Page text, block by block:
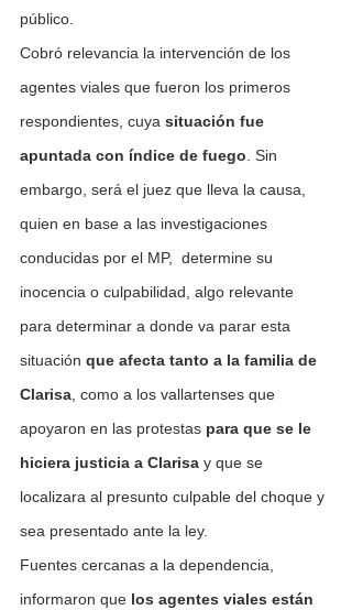
público.
Cobró relevancia la intervención de los
agentes viales que fueron los primeros
respondientes, cuya situación fue
apuntada con índice de fuego. Sin
embargo, será el juez que lleva la causa,
quien en base a las investigaciones
conducidas por el MP,  determine su
inocencia o culpabilidad, algo relevante
para determinar a donde va parar esta
situación que afecta tanto a la familia de
Clarisa, como a los vallartenses que
apoyaron en las protestas para que se le
hiciera justicia a Clarisa y que se
localizara al presunto culpable del choque y
sea presentado ante la ley.
Fuentes cercanas a la dependencia,
informaron que los agentes viales están